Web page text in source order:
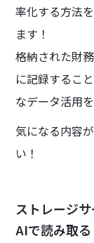
率化する方法
ます！
格納された財
に記録するこ
なデータ活用
気になる内容
い！
ストレージ
AIで読み取る